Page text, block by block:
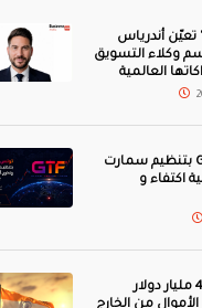
أندرياس
وكلاء التسويق
العالمية
تونس تستضيف GTF بتنظيم سمارت
اكتفاء و
"المركزي" الهندي: 40 مليار دولار